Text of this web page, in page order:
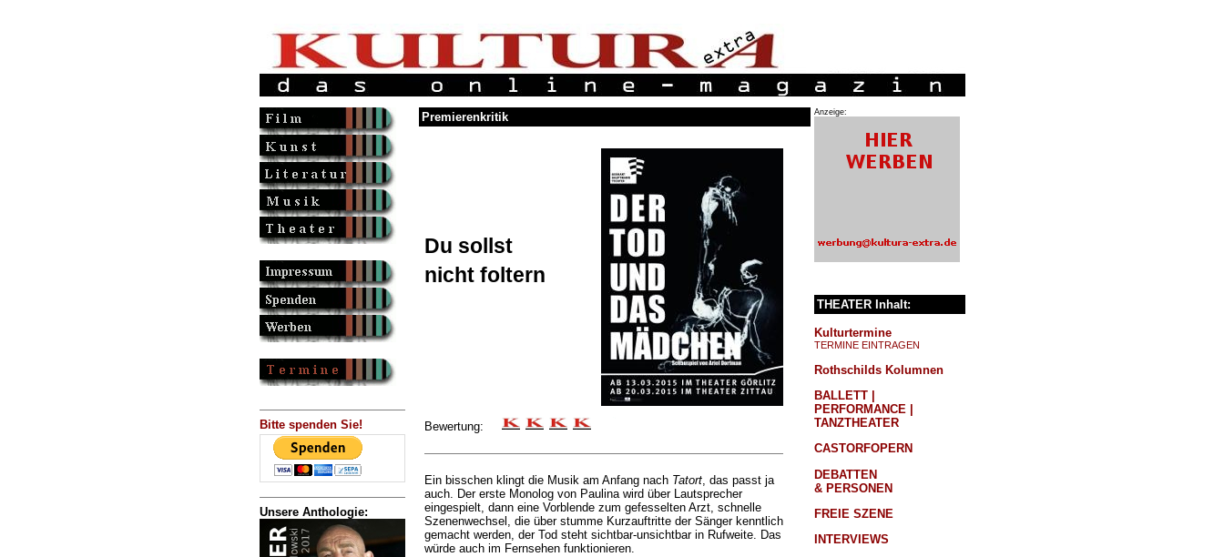
Bitte spenden Sie!
Unsere Anthologie:
Premierenkritik
Du sollst
nicht foltern
Bewertung:
Ein bisschen klingt die Musik am Anfang nach Tatort, das passt ja
auch. Der erste Monolog von Paulina wird über Lautsprecher
eingespielt, dann eine Vorblende zum gefesselten Arzt, schnelle
Szenenwechsel, die über stumme Kurzauftritte der Sänger kenntlich
gemacht werden, der Tod steht sichtbar-unsichtbar in Rufweite. Das
würde auch im Fernsehen funktionieren.
Anzeige:
THEATER Inhalt:
Kulturtermine
TERMINE EINTRAGEN
Rothschilds Kolumnen
BALLETT |
PERFORMANCE |
TANZTHEATER
CASTORFOPERN
DEBATTEN
& PERSONEN
FREIE SZENE
INTERVIEWS